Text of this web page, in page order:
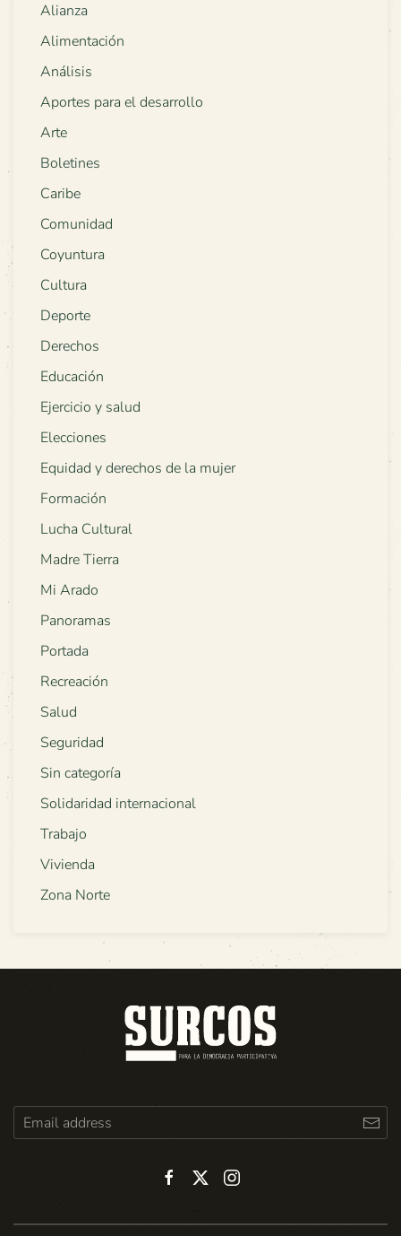
Alianza
Alimentación
Análisis
Aportes para el desarrollo
Arte
Boletines
Caribe
Comunidad
Coyuntura
Cultura
Deporte
Derechos
Educación
Ejercicio y salud
Elecciones
Equidad y derechos de la mujer
Formación
Lucha Cultural
Madre Tierra
Mi Arado
Panoramas
Portada
Recreación
Salud
Seguridad
Sin categoría
Solidaridad internacional
Trabajo
Vivienda
Zona Norte